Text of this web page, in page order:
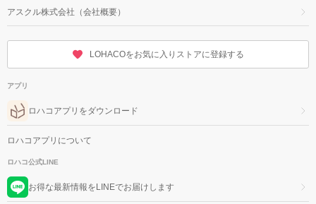
アスクル株式会社（会社概要）
LOHACOをお気に入りストアに登録する
アプリ
ロハコアプリをダウンロード
ロハコアプリについて
ロハコ公式LINE
お得な最新情報をLINEでお届けします